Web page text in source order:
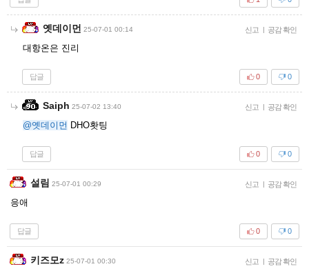
옛데이먼 25-07-01 00:14 신고 | 공감 확인
대항온은 진리
답글 0
0
Saiph 25-07-02 13:40 신고 | 공감 확인
@옛데이먼 DHO홧팅
답글 0
0
설림 25-07-01 00:29 신고 | 공감 확인
응애
답글 0
0
키즈모z 25-07-01 00:30 신고 | 공감 확인